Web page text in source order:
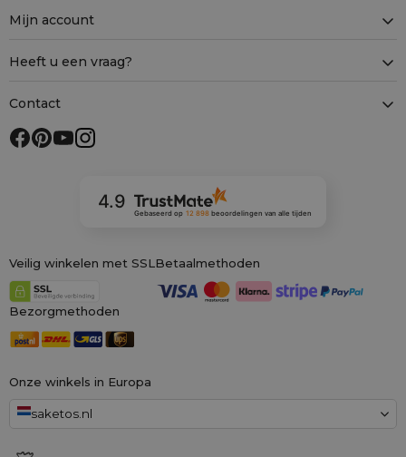
Onze winkels in Europa
saketos.nl
Mijn account
Heeft u een vraag?
Contact
4.9
Gebaseerd op 12 898 beoordelingenvan alle tijden
Veilig winkelen met SSL Betaalmethoden
Bezorgmethoden